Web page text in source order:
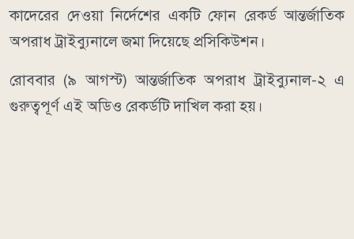
কাদেরের দেওয়া নির্দেশের একটি ফোন রেকর্ড আন্তর্জাতিক
অপরাধ ট্রাইব্যুনালে জমা দিয়েছে প্রসিকিউশন।
রোববার (৯ আগস্ট) আন্তর্জাতিক অপরাধ ট্রাইব্যুনাল-২ এ
গুরুত্বপূর্ণ এই অডিও রেকর্ডটি দাখিল করা হয়।